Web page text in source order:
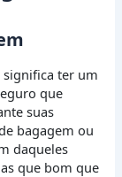
significa ter um
que
suas
bagagem ou
daqueles
que bom que